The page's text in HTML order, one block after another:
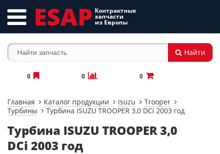
ESAP Контрактные
запчасти
из Европы
Найти
0 0 0
Главная Каталог продукции Isuzu
Trooper
Турбины
Турбина ISUZU TROOPER 3,0 DCi 2003 год
Турбина ISUZU TROOPER 3,0
DCi 2003 год